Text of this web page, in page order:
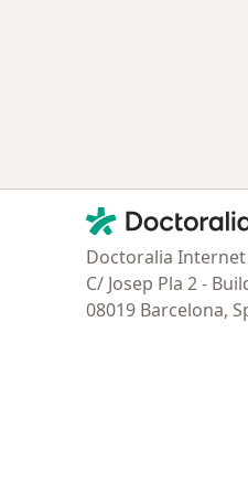
Contacto
Doctoralia - Página de
Doctoralia Internet
C/ Josep Pla 2 -
08019 Barcelona,